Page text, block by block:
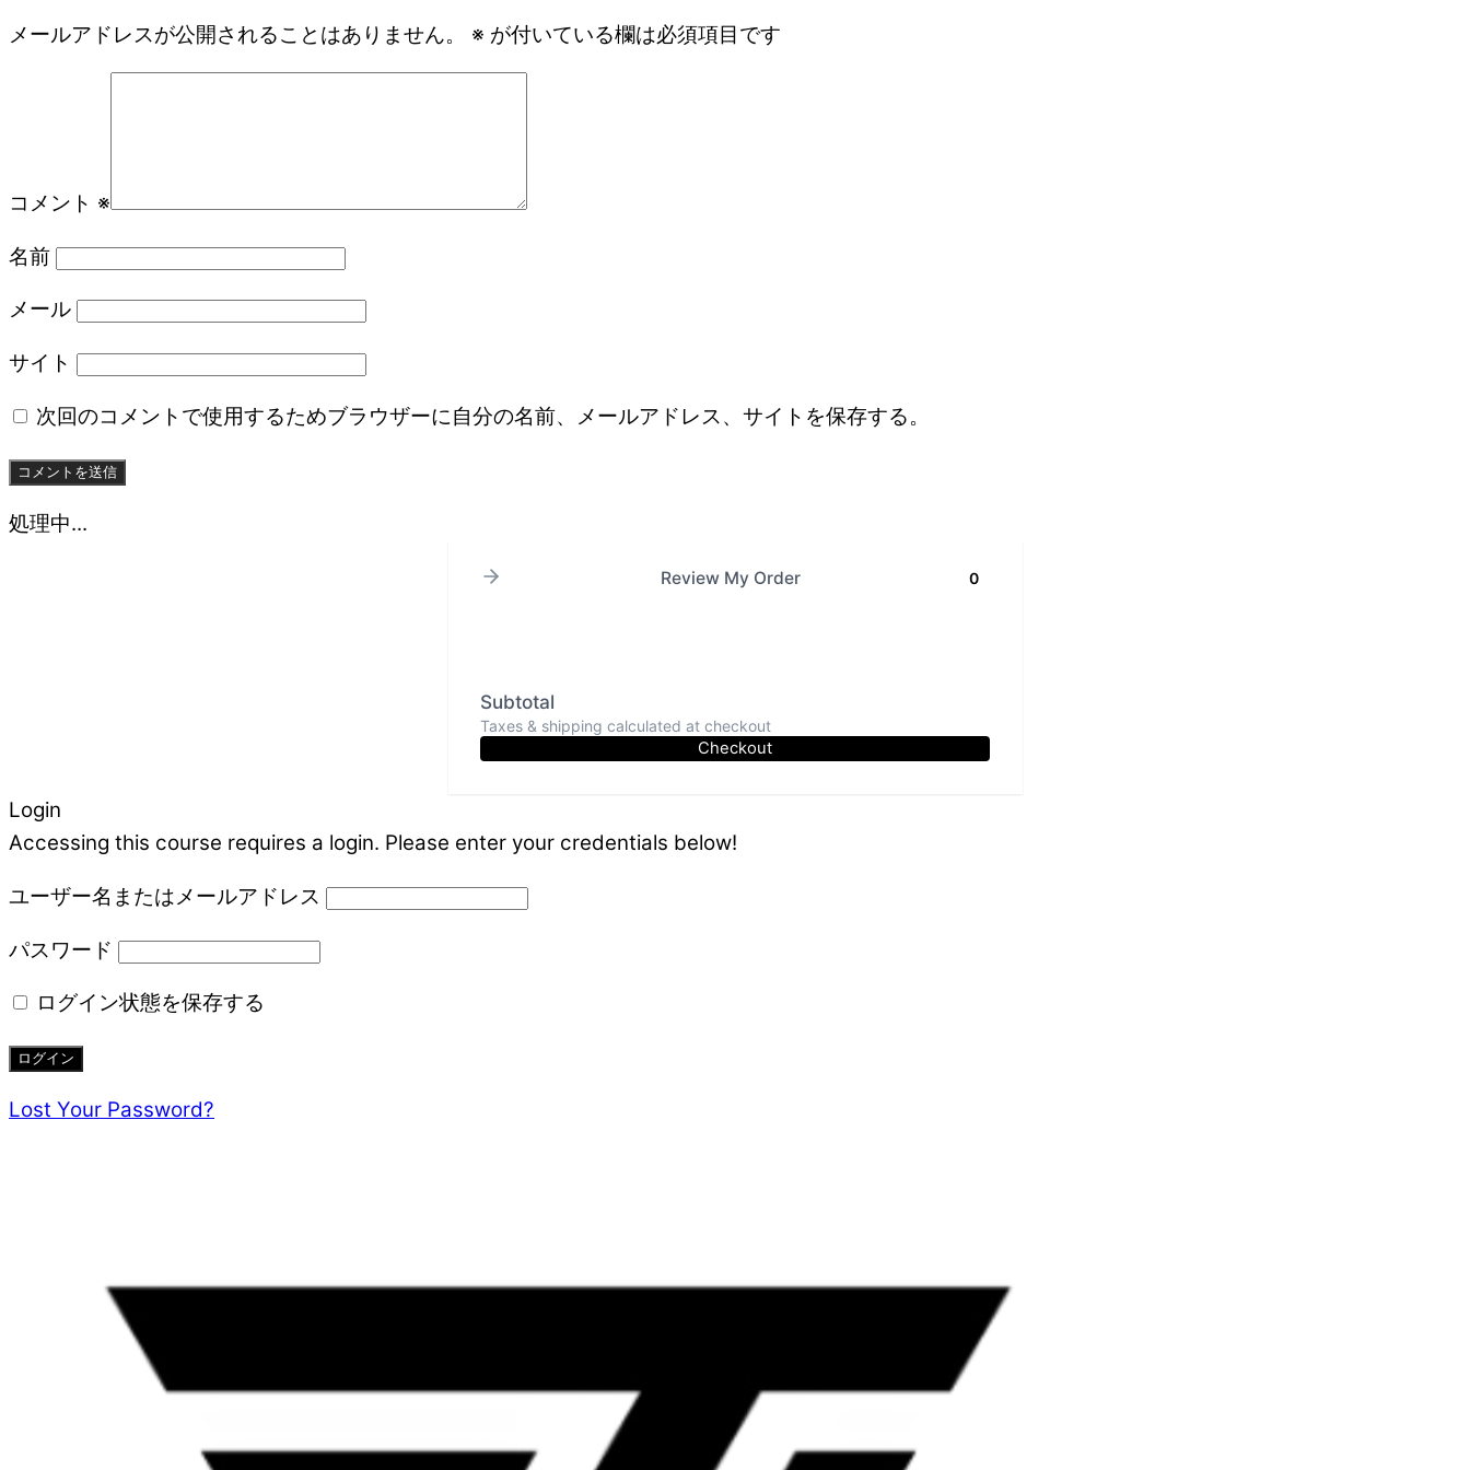
メールアドレスが公開されることはありません。 ※ が付いている欄は必須項目です
コメント ※
名前
メール
サイト
次回のコメントで使用するためブラウザーに自分の名前、メールアドレス、サイトを保存する。
処理中...
Review My Order 0
Subtotal
Taxes & shipping calculated at checkout
Checkout
Login
Accessing this course requires a login. Please enter your credentials below!
ユーザー名またはメールアドレス
パスワード
ログイン状態を保存する
Lost Your Password?